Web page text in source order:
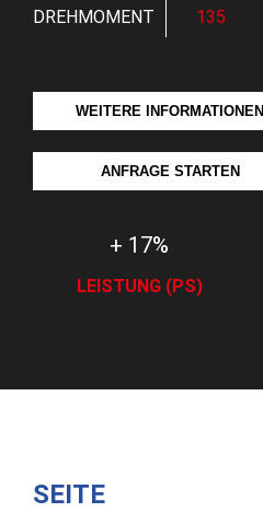
DREHMOMENT
135
WEITERE INFORMATIONEN
ANFRAGE STARTEN
+ 17%
LEISTUNG (PS)
SEITE